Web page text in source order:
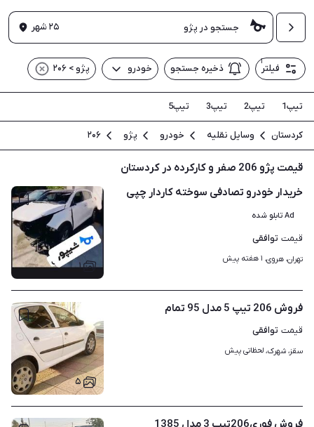
۲۵ شهر
۱
فیلتر ذخیره جستجو خودرو پژو > ۲۰۶
تیپ1 تیپ2 تیپ3 تیپ5
کردستان وسایل نقلیه خودرو پژو ۲۰۶
قیمت پژو 206 صفر و کارکرده در کردستان
۱
خریدار خودرو تصادفی سوخته کاردار چپی
Ad تابلو شده
قیمت توافقی
تهران، هروی، ۱ هفته پیش
۵
فروش 206 تیپ 5 مدل 95 تمام
قیمت توافقی
سقز، شهرک، لحظاتی پیش
فروش فوری206تیپ 3 مدل 1385